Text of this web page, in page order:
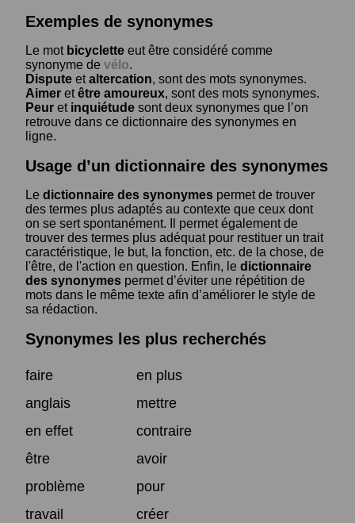
Exemples de synonymes
Le mot bicyclette eut être considéré comme
synonyme de vélo.
Dispute etaltercation, sont des mots synonymes.
Aimer etêtre amoureux, sont des mots synonymes.
Peur et inquiétude sont deux synonymes que l’on
retrouve dans ce dictionnaire des synonymes en
ligne.
Usage d’un dictionnaire des synonymes
Le dictionnaire des synonymes permet de trouver
des termes plus adaptés au contexte que ceux dont
on se sert spontanément. Il permet également de
trouver des termes plus adéquat pour restituer un trait
caractéristique, le but, la fonction, etc. de la chose, de
l'être, de l'action en question. Enfin, le dictionnaire
des synonymes permet d’éviter une répétition de
mots dans le même texte afin d’améliorer le style de
sa rédaction.
Synonymes les plus recherchés
faire
en plus
anglais
mettre
en effet
contraire
être
avoir
problème
pour
travail
créer